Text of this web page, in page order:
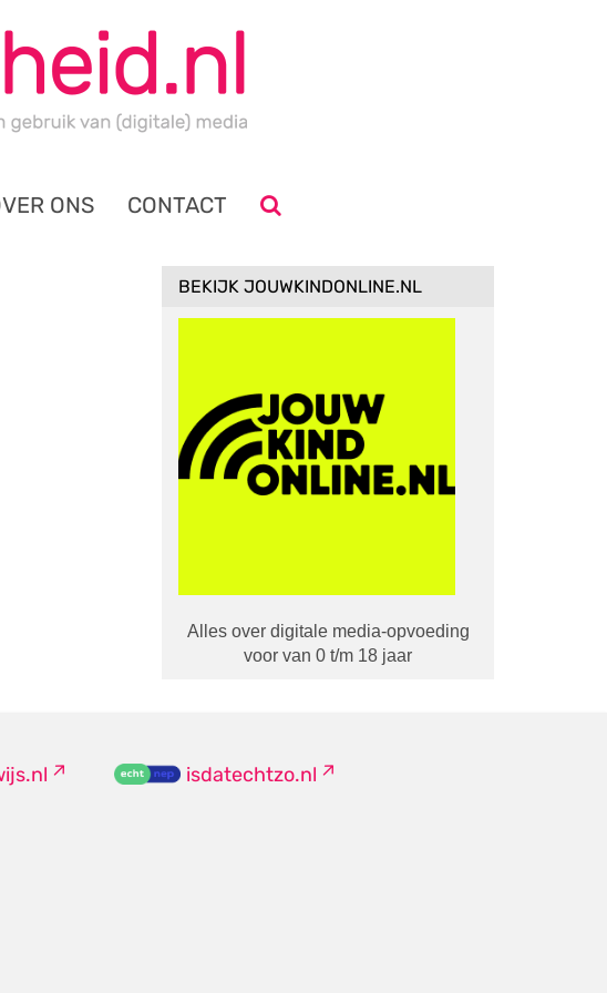
ONS CONTACT
BEKIJK JOUWKINDONLINE.NL
Alles over digitale media-opvoeding
voor van 0 t/m 18 jaar
isdatechtzo.nl